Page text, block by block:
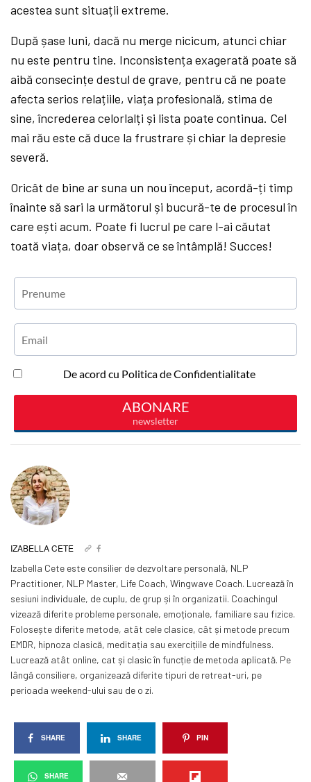
acestea sunt situații extreme.
După șase luni, dacă nu merge nicicum, atunci chiar
nu este pentru tine. Inconsistența exagerată poate să
aibă consecințe destul de grave, pentru că ne poate
afecta serios relațiile, viața profesională, stima de
sine, încrederea celorlalți și lista poate continua. Cel
mai rău este că duce la frustrare și chiar la depresie
severă.
Oricât de bine ar suna un nou început, acordă-ți timp
înainte să sari la următorul și bucură-te de procesul în
care ești acum. Poate fi lucrul pe care l-ai căutat
toată viața, doar observă ce se întâmplă! Succes!
IZABELLA CETE
Izabella Cete este consilier de dezvoltare personală, NLP
Practitioner, NLP Master, Life Coach, Wingwave Coach. Lucrează în
sesiuni individuale, de cuplu, de grup și în organizatii. Coachingul
vizează diferite probleme personale, emoționale, familiare sau fizice.
Folosește diferite metode, atât cele clasice, cât și metode precum
EMDR, hipnoza clasică, meditația sau exercițiile de mindfulness.
Lucrează atât online, cat și clasic în funcție de metoda aplicată. Pe
lângă consiliere, organizează diferite tipuri de retreat-uri, pe
perioada weekend-ului sau de o zi.
SHARE SHARE PIN
SHARE